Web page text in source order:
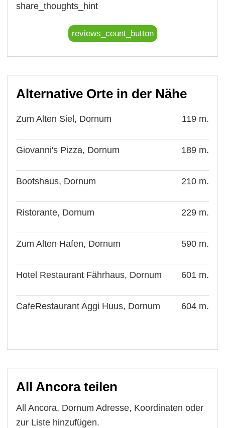
share_thoughts_hint
reviews_count_button
Alternative Orte in der Nähe
Zum Alten Siel, Dornum 119 m.
Giovanni's Pizza, Dornum 189 m.
Bootshaus, Dornum 210 m.
Ristorante, Dornum 229 m.
Zum Alten Hafen, Dornum 590 m.
Hotel Restaurant Fährhaus, Dornum 601 m.
CafeRestaurant Aggi Huus, Dornum 604 m.
All Ancora teilen
All Ancora, Dornum Adresse, Koordinaten oder
zur Liste hinzufügen.